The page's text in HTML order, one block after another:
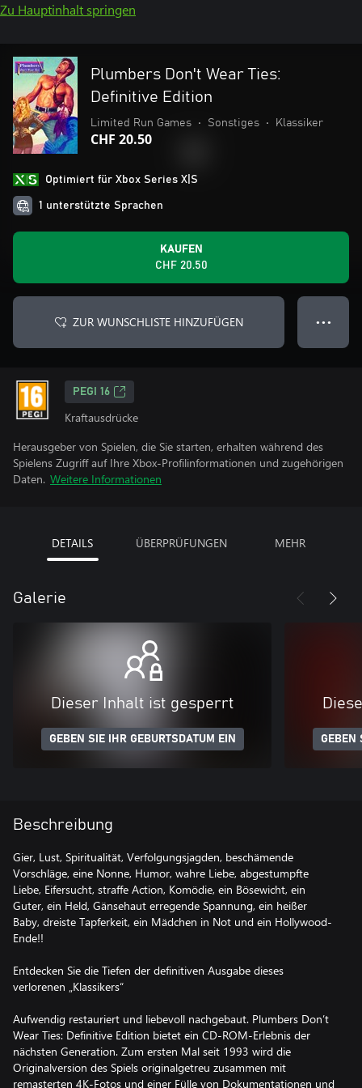
Zu Hauptinhalt springen
Plumbers Don't Wear Ties:
Definitive Edition
Limited Run Games • Sonstiges • Klassiker
CHF 20.50
Optimiert für Xbox Series X|S
1 unterstützte Sprachen
KAUFEN
CHF 20.50
ZUR WUNSCHLISTE HINZUFÜGEN ● ● ●
PEGI 16
Kraftausdrücke
Herausgeber von Spielen, die Sie starten, erhalten während des
Spielens Zugriff auf Ihre Xbox-Profilinformationen und zugehörigen
Daten. Weitere Informationen
DETAILS ÜBERPRÜFUNGEN MEHR
Galerie
Dieser Inhalt ist gesperrt
GEBEN SIE IHR GEBURTSDATUM EIN GEBEN
Beschreibung
Gier, Lust, Spiritualität, Verfolgungsjagden, beschämende
Vorschläge, eine Nonne, Humor, wahre Liebe, abgestumpfte
Liebe, Eifersucht, straffe Action, Komödie, ein Bösewicht, ein
Guter, ein Held, Gänsehaut erregende Spannung, ein heißer
Baby, dreiste Tapferkeit, ein Mädchen in Not und ein Hollywood-
Ende!!
Entdecken Sie die Tiefen der definitiven Ausgabe dieses
verlorenen „Klassikers“
Aufwendig restauriert und liebevoll nachgebaut. Plumbers Don’t
Wear Ties: Definitive Edition bietet ein CD-ROM-Erlebnis der
nächsten Generation. Zum ersten Mal seit 1993 wird die
Originalversion des Spiels originalgetreu zusammen mit
remasterten 4K-Fotos und einer Fülle von Dokumentationen und